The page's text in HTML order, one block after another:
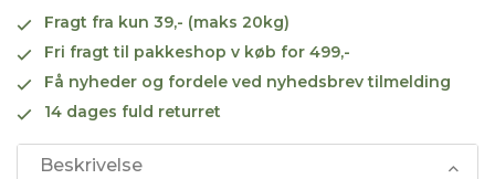
Fragt fra kun 39,- (maks 20kg)
Fri fragt til pakkeshop v køb for 499,-
Få nyheder og fordele ved nyhedsbrev tilmelding
14 dages fuld returret
Beskrivelse